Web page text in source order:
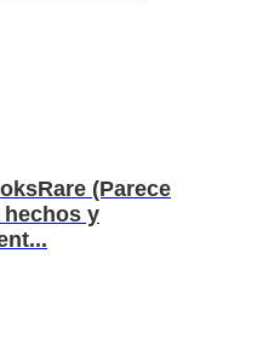
(Parece
hechos y